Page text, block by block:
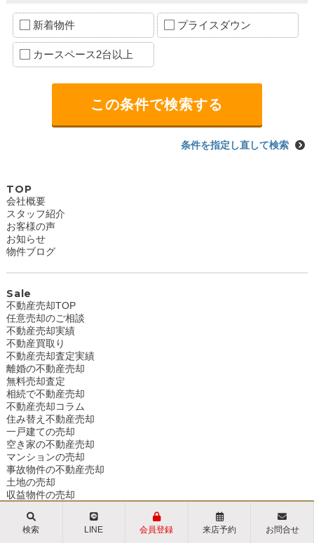
新着物件 プライスダウン
カースペース2台以上
条件を指定し直して検索
TOP
会社概要
スタッフ紹介
お客様の声
お知らせ
物件ブログ
Sale
不動産売却TOP
任意売却のご相談
不動産売却実績
不動産買取り
不動産売却査定実績
離婚の不動産売却
無料売却査定
相続で不動産売却
不動産売却コラム
住み替え不動産売却
一戸建ての売却
空き家の不動産売却
マンションの売却
事故物件の不動産売却
土地の売却
収益物件の売却
少しでも高く売るポイント
不動産売却時の諸費用
検索 LINE 会員登録 来店予約 お問合せ